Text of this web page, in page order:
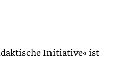
Initiative« ist